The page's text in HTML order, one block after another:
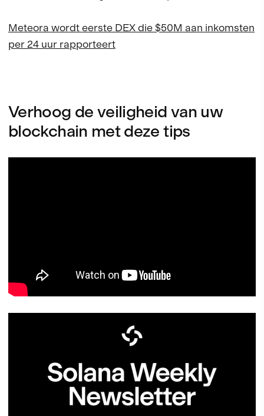
Meteora wordt eerste DEX die $50M aan inkomsten
per 24 uur rapporteert
Verhoog de veiligheid van uw
blockchain met deze tips